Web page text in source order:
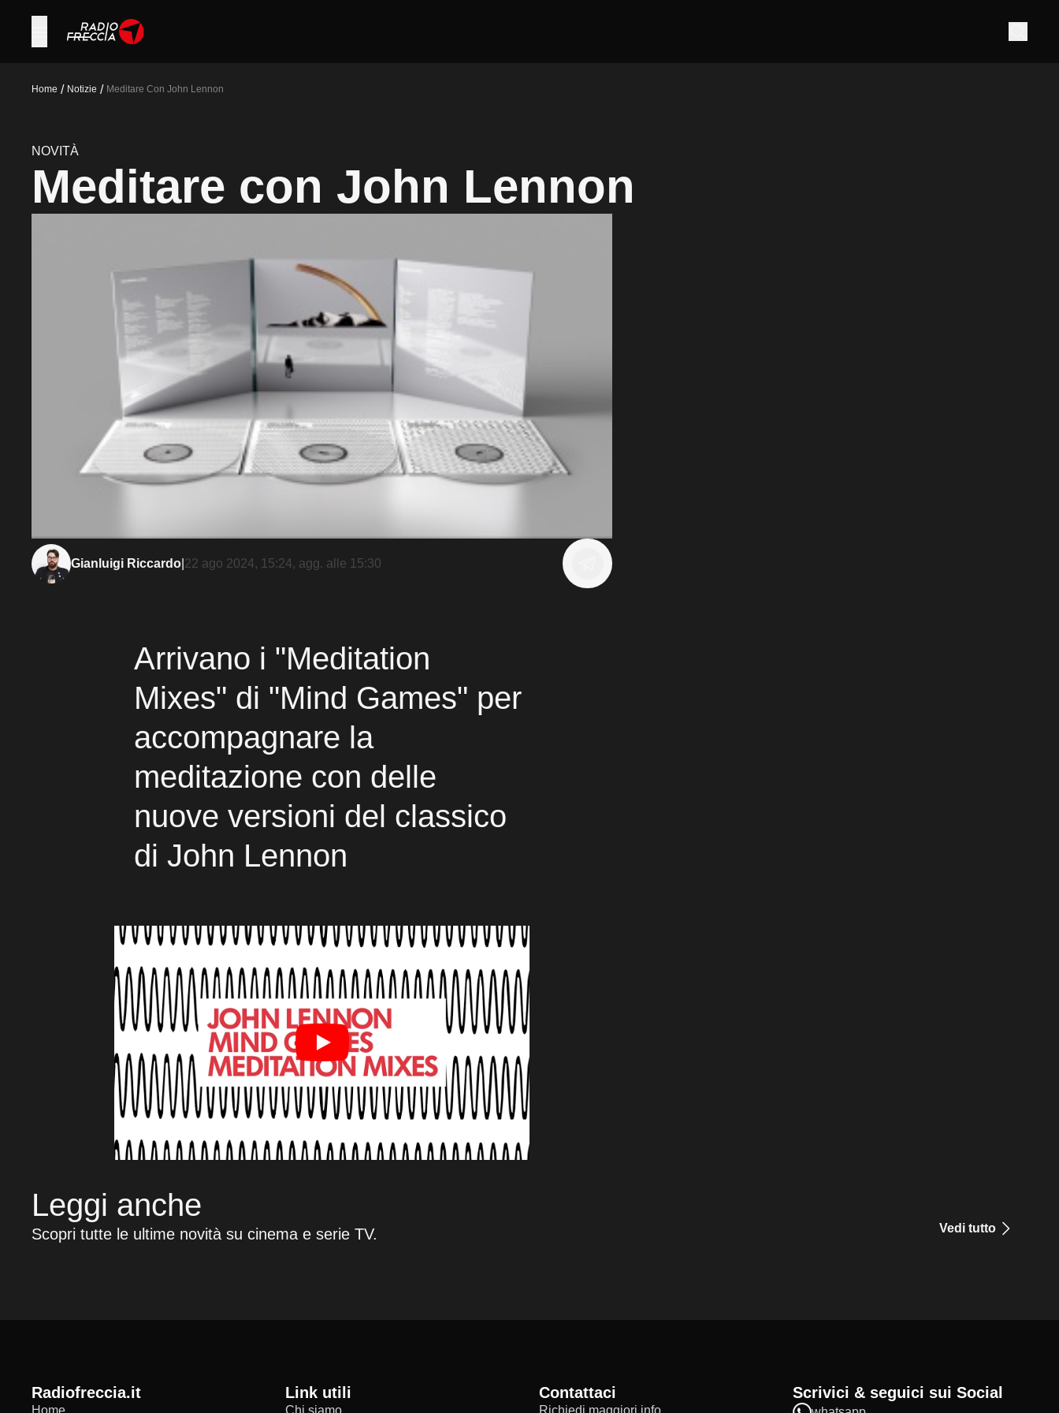
Home / Notizie / Meditare Con John Lennon
NOVITÀ
Meditare con John Lennon
Gianluigi Riccardo 22 ago 2024, 15:24, agg. alle 15:30
Arrivano i "Meditation
Mixes" di "Mind Games" per
accompagnare la
meditazione con delle
nuove versioni del classico
di John Lennon
Leggi anche
Scopri tutte le ultime novità su cinema e serie TV. Vedi tutto
radiofreccia.it
Home
Link utili
Chi siamo
Contattaci
Richiedi maggiori info
Scrivici & seguici sui Social